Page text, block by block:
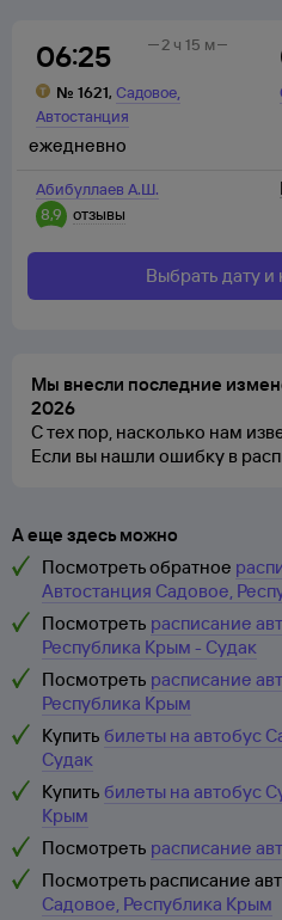
06:25
№ 1621, Садовое,
Автостанция
2 ч 15 м
Абибуллаев А.Ш.
8,9
отзывы
ежедневно
Выбрать дату и
Мы внесли последние
2026
С тех пор, насколько нам
Если вы нашли ошибку в
А еще здесь можно
Посмотреть обратное
Автостанция Садовое,
Посмотреть расписание
Республика Крым - Судак
Посмотреть расписание
Республика Крым
Купить билеты на автобус
Судак
Купить билеты на автобус
Крым
Посмотреть расписание
Посмотреть расписание
Садовое, Республика Крым